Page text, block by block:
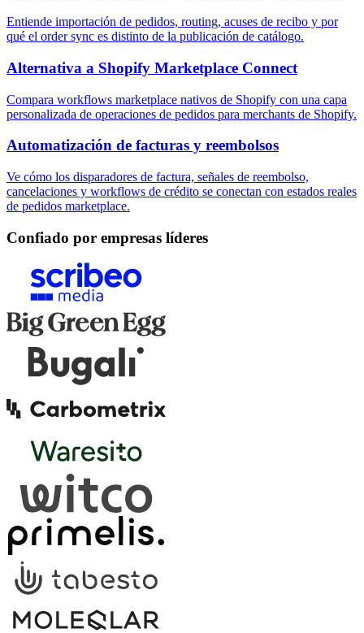
Entiende importación de pedidos, routing, acuses de recibo y por
qué el order sync es distinto de la publicación de catálogo.
Alternativa a Shopify Marketplace Connect
Compara workflows marketplace nativos de Shopify con una capa
personalizada de operaciones de pedidos para merchants de Shopify.
Automatización de facturas y reembolsos
Ve cómo los disparadores de factura, señales de reembolso,
cancelaciones y workflows de crédito se conectan con estados reales
de pedidos marketplace.
Confiado por empresas líderes